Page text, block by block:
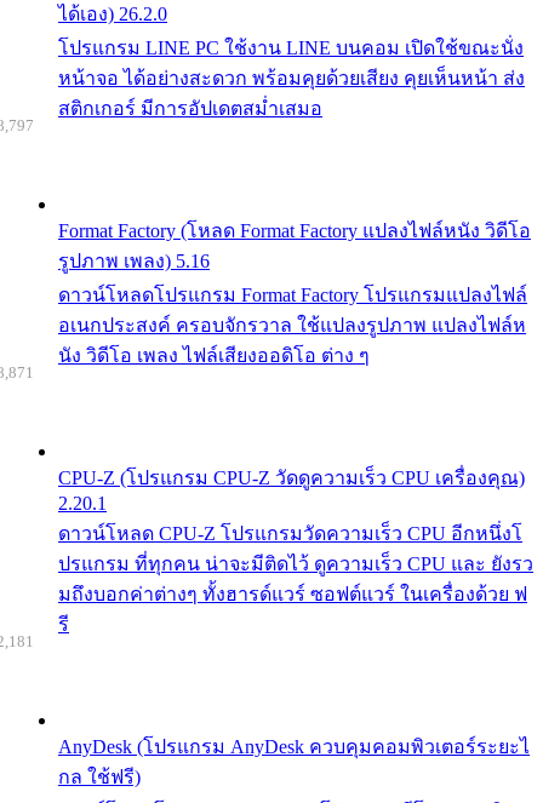
ได้เอง) 26.2.0
โปรแกรม LINE PC ใช้งาน LINE บนคอม เปิดใช้ขณะนั่ง
หน้าจอ ได้อย่างสะดวก พร้อมคุยด้วยเสียง คุยเห็นหน้า ส่ง
สติกเกอร์ มีการอัปเดตสม่ำเสมอ
Format Factory (โหลด Format Factory แปลงไฟล์หนัง วิดีโอ
รูปภาพ เพลง) 5.16
ดาวน์โหลดโปรแกรม Format Factory โปรแกรมแปลงไฟล์
อเนกประสงค์ ครอบจักรวาล ใช้แปลงรูปภาพ แปลงไฟล์ห
นัง วิดีโอ เพลง ไฟล์เสียงออดิโอ ต่าง ๆ
CPU-Z (โปรแกรม CPU-Z วัดดูความเร็ว CPU เครื่องคุณ)
2.20.1
ดาวน์โหลด CPU-Z โปรแกรมวัดความเร็ว CPU อีกหนึ่งโ
ปรแกรม ที่ทุกคน น่าจะมีติดไว้ ดูความเร็ว CPU และ ยังรว
มถึงบอกค่าต่างๆ ทั้งฮารด์แวร์ ซอฟต์แวร์ ในเครื่องด้วย ฟ
รี
AnyDesk (โปรแกรม AnyDesk ควบคุมคอมพิวเตอร์ระยะไ
กล ใช้ฟรี)